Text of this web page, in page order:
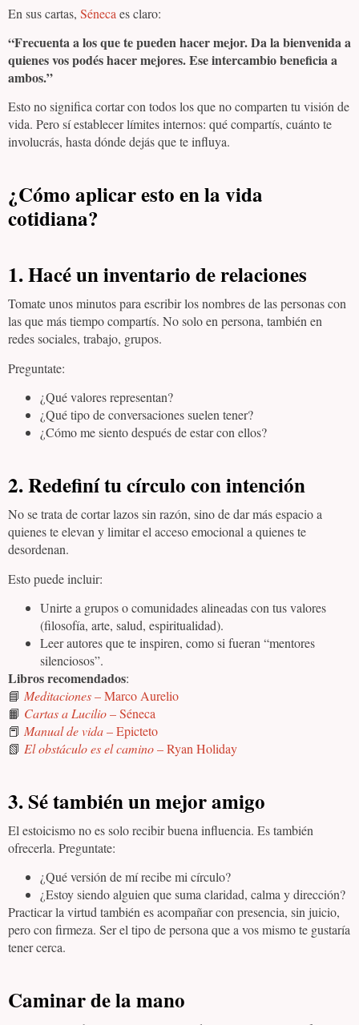
En sus cartas, Séneca es claro:
“Frecuenta a los que te pueden hacer mejor. Da la bienvenida a
quienes vos podés hacer mejores. Ese intercambio beneficia a
ambos.”
Esto no significa cortar con todos los que no comparten tu visión de
vida. Pero sí establecer límites internos: qué compartís, cuánto te
involucrás, hasta dónde dejás que te influya.
¿Cómo aplicar esto en la vida
cotidiana?
1. Hacé un inventario de relaciones
Tomate unos minutos para escribir los nombres de las personas con
las que más tiempo compartís. No solo en persona, también en
redes sociales, trabajo, grupos.
Preguntate:
¿Qué valores representan?
¿Qué tipo de conversaciones suelen tener?
¿Cómo me siento después de estar con ellos?
2. Redefiní tu círculo con intención
No se trata de cortar lazos sin razón, sino de dar más espacio a
quienes te elevan y limitar el acceso emocional a quienes te
desordenan.
Esto puede incluir:
Unirte a grupos o comunidades alineadas con tus valores
(filosofía, arte, salud, espiritualidad).
Leer autores que te inspiren, como si fueran “mentores
silenciosos”.
Libros recomendados:
📘 Meditaciones– Marco Aurelio
📙 Cartas a Lucilio– Séneca
📕 Manual de vida– Epicteto
📗 El obstáculo es el camino– Ryan Holiday
3. Sé también un mejor amigo
El estoicismo no es solo recibir buena influencia. Es también
ofrecerla. Preguntate:
¿Qué versión de mí recibe mi círculo?
¿Estoy siendo alguien que suma claridad, calma y dirección?
Practicar la virtud también es acompañar con presencia, sin juicio,
pero con firmeza. Ser el tipo de persona que a vos mismo te gustaría
tener cerca.
Caminar de la mano